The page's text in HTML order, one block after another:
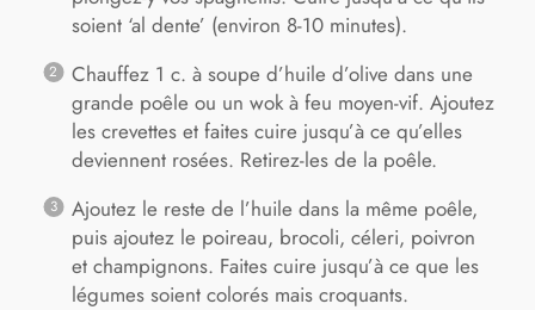
soient ‘al dente’ (environ 8-10 minutes).
Chauffez 1 c. à soupe d’huile d’olive dans une
grande poêle ou un wok à feu moyen-vif. Ajoutez
les crevettes et faites cuire jusqu’à ce qu’elles
deviennent rosées. Retirez-les de la poêle.
Ajoutez le reste de l’huile dans la même poêle,
puis ajoutez le poireau, brocoli, céleri, poivron
et champignons. Faites cuire jusqu’à ce que les
légumes soient colorés mais croquants.